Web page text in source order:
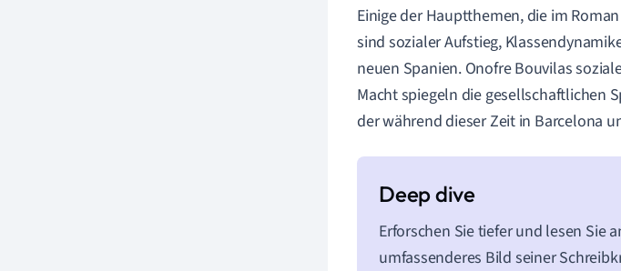
Einige der Hauptthemen, die im
sind sozialer Aufstieg,
neuen Spanien. Onofre Bouvilas
Macht spiegeln die gesellschaftlichen
der während dieser Zeit in Barcelona
Erforschen Sie tiefer und lesen Sie
umfassenderes Bild seiner